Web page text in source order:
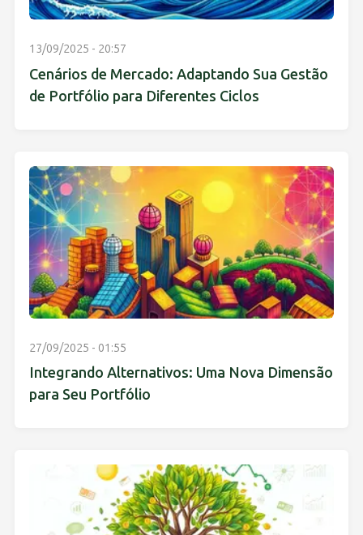
13/09/2025 - 20:57
Cenários de Mercado: Adaptando Sua Gestão
de Portfólio para Diferentes Ciclos
27/09/2025 - 01:55
Integrando Alternativos: Uma Nova Dimensão
para Seu Portfólio